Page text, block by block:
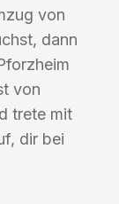
von
dann
von
trete mit
dir bei